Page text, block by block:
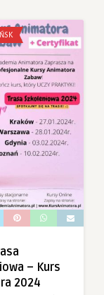
– Kurs
2024